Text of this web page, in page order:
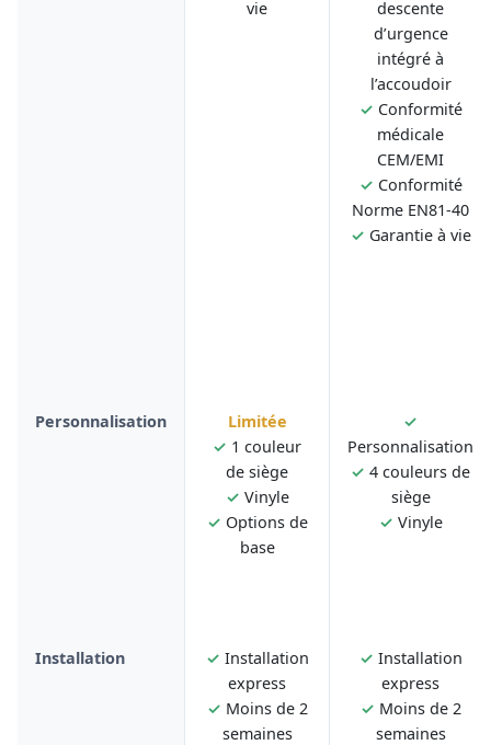
vie
descente
d’urgence
intégré à
l’accoudoir
✓ Conformité
médicale
CEM/EMI
✓ Conformité
Norme EN81-40
✓ Garantie à vie
Personnalisation
Limitée
✓ 1 couleur
de siège
✓ Vinyle
✓ Options de
base
✓
Personnalisation
✓ 4 couleurs de
siège
✓ Vinyle
Installation ✓ Installation
express
✓ Moins de 2
semaines
✓ Installation
express
✓ Moins de 2
semaines